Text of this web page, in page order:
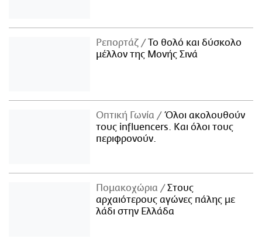
Ρεπορτάζ
Το θολό και δύσκολο
μέλλον της Μονής Σινά
Οπτική Γωνία
Όλοι ακολουθούν
τους influencers. Και όλοι τους
περιφρονούν.
Πομακοχώρια
Στους
αρχαιότερους αγώνες πάλης με
λάδι στην Ελλάδα